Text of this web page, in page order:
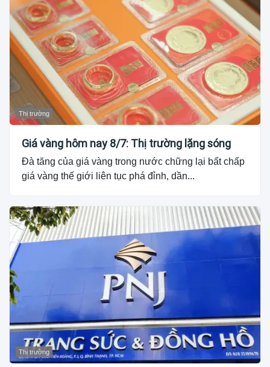
Thị trường
Giá vàng hôm nay 8/7: Thị trường lặng sóng
Đà tăng của giá vàng trong nước chững lại bất chấp
giá vàng thế giới liên tục phá đỉnh, dần...
Thị trường